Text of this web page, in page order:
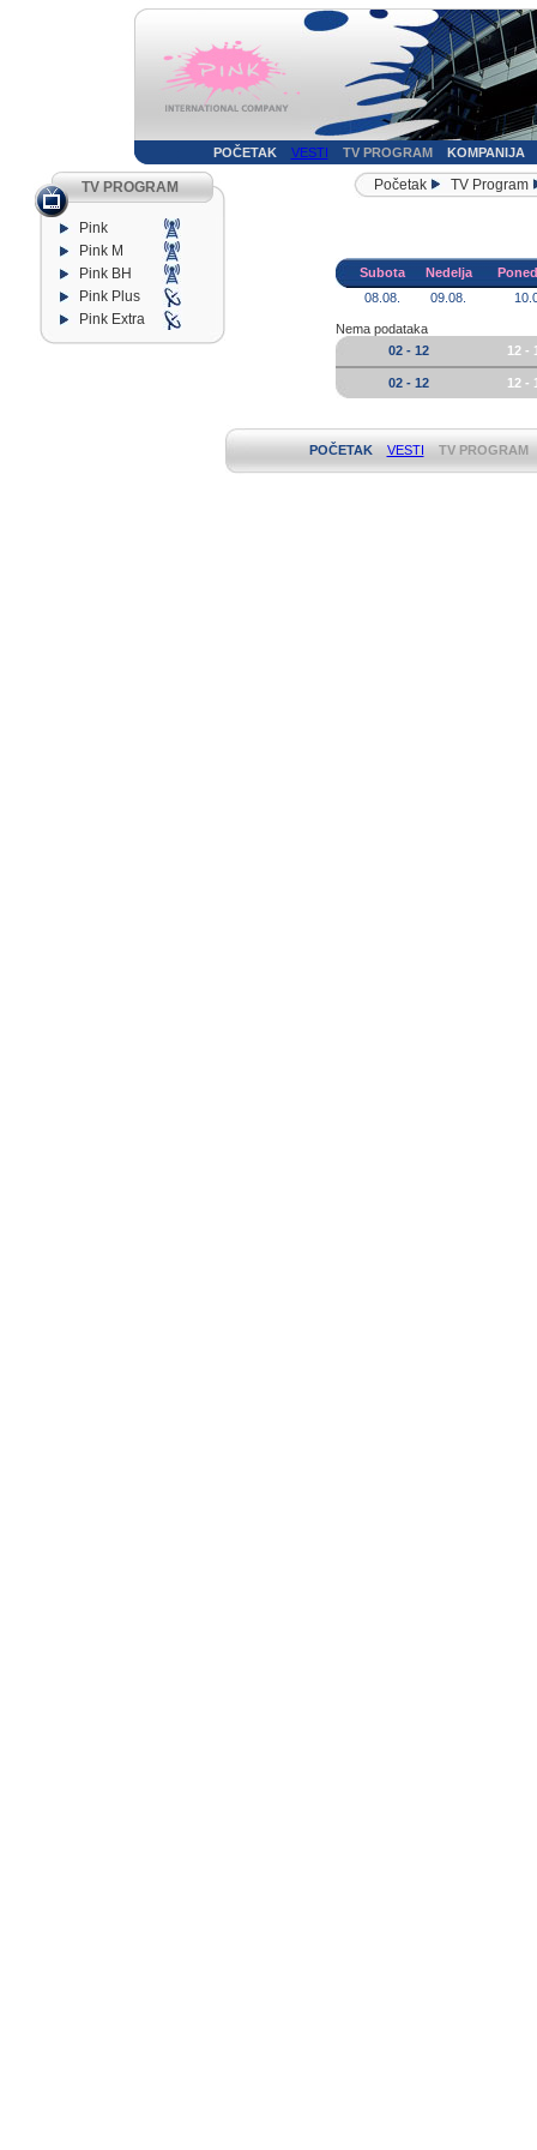
POČETAK VESTI TV PROGRAM KOMPANIJA
TV PROGRAM
Pink
Pink M
Pink BH
Pink Plus
Pink Extra
Početak TV Program
Subota Nedelja
08.08.
09.08.
Nema podataka
02 - 12
12 -
02 - 12 12 -
POČETAK VESTI TV PROGRAM